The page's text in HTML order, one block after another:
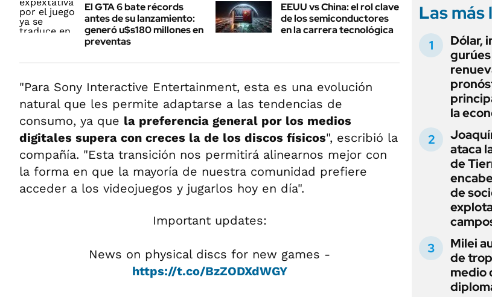
El GTA 6 bate récords
antes de su lanzamiento:
generó u$s180 millones en
preventas
EEUU vs China: el rol clave
de los semiconductores
en la carrera tecnológica
"Para Sony Interactive Entertainment, esta es una evolución
natural que les permite adaptarse a las tendencias de
consumo, ya que la preferencia general por los medios
digitales supera con creces la de los discos físicos", escribió la
compañía. "Esta transición nos permitirá alinearnos mejor con
la forma en que la mayoría de nuestra comunidad prefiere
acceder a los videojuegos y jugarlos hoy en día".
Important updates:
News on physical discs for new games -
https://t.co/BzZODXdWGY
Las más
Dólar,
la
ataca
de
de
Milei
de
medio